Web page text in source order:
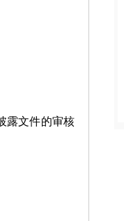
露文件的审核